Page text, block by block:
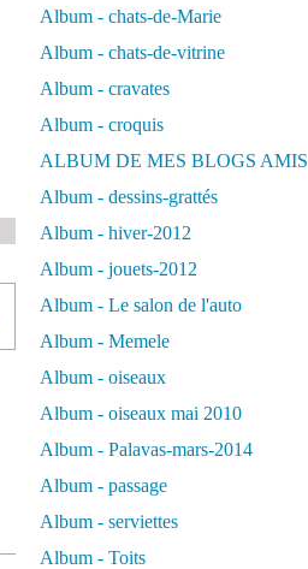
Album - chats-de-Marie
Album - chats-de-vitrine
Album - cravates
Album - croquis
ALBUM DE MES BLOGS AMIS
Album - dessins-grattés
Album - hiver-2012
Album - jouets-2012
Album - Le salon de l'auto
Album - Memele
Album - oiseaux
Album - oiseaux mai 2010
Album - Palavas-mars-2014
Album - passage
Album - serviettes
Album - Toits